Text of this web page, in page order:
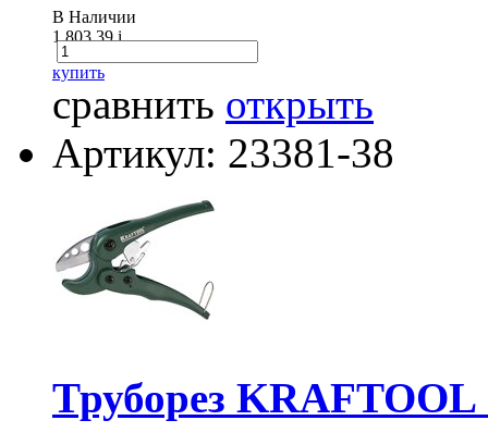
В Наличии
1 803.39i
купить
сравнить открыть
Артикул: 23381-38
Труборез